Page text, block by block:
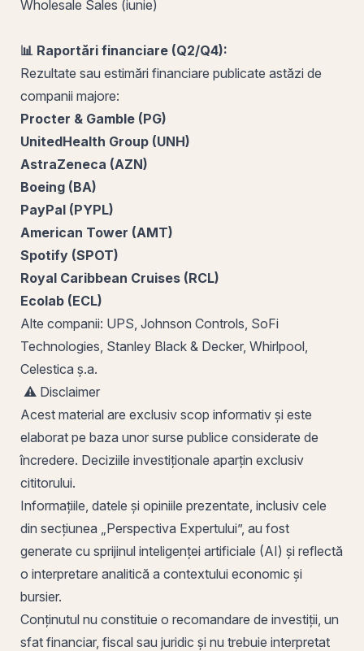
Wholesale Sales (iunie)
📊 Raportări financiare (Q2/Q4):
Rezultate sau estimări financiare publicate astăzi de
companii majore:
Procter & Gamble (PG)
UnitedHealth Group (UNH)
AstraZeneca (AZN)
Boeing (BA)
PayPal (PYPL)
American Tower (AMT)
Spotify (SPOT)
Royal Caribbean Cruises (RCL)
Ecolab (ECL)
Alte companii: UPS, Johnson Controls, SoFi
Technologies, Stanley Black & Decker, Whirlpool,
Celestica ș.a.
⚠️ Disclaimer
Acest material are exclusiv scop informativ și este
elaborat pe baza unor surse publice considerate de
încredere. Deciziile investiționale aparțin exclusiv
cititorului.
Informațiile, datele și opiniile prezentate, inclusiv cele
din secțiunea „Perspectiva Expertului”, au fost
generate cu sprijinul inteligenței artificiale (AI) și reflectă
o interpretare analitică a contextului economic și
bursier.
Conținutul nu constituie o recomandare de investiții, un
sfat financiar, fiscal sau juridic și nu trebuie interpretat